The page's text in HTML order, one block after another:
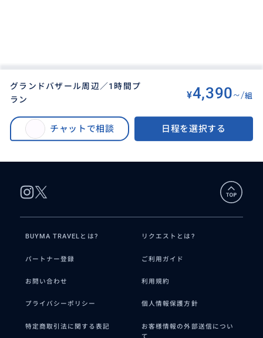
グランドバザール周辺／1時間プ
ラン
¥4,390~/組
チャットで相談 日程を選択する
【選べる1~3時間】グランドバザール・スパイスバザール・問屋街など周辺の
散策＆お買い物へのアテンド／何名でも同額／迷路のようなバザールをスム
ーズに訪問して効率よくショッピング♪
BUYMA TRAVELとは? リクエストとは?
パートナー登録 ご利用ガイド
お問い合わせ 利用規約
プライバシーポリシー 個人情報保護方針
特定商取引法に関する表記
お客様情報の外部送信につい
て